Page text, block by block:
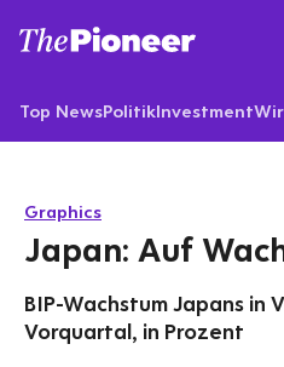
Top NewsPolitikInvestment
Graphics
Japan: Auf
BIP-Wachstum Japans in
Vorquartal, in Prozent